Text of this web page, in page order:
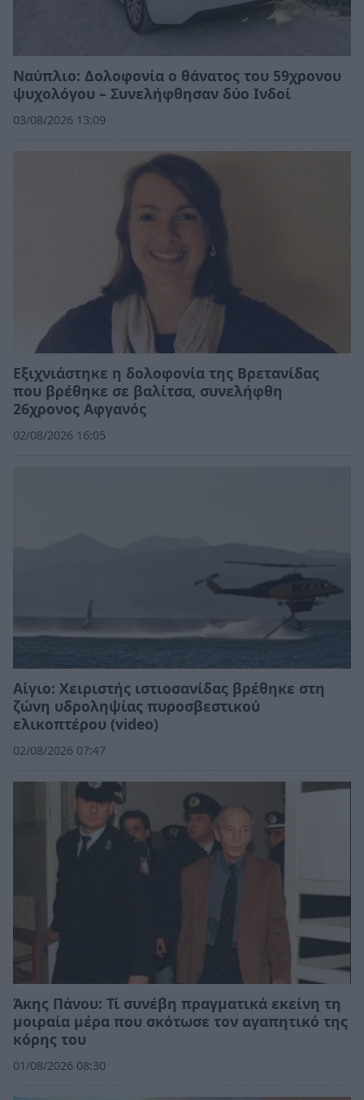
Ναύπλιο: Δολοφονία ο θάνατος του 59χρονου
ψυχολόγου – Συνελήφθησαν δύο Ινδοί
03/08/2026 13:09
Εξιχνιάστηκε η δολοφονία της Βρετανίδας
που βρέθηκε σε βαλίτσα, συνελήφθη
26χρονος Αφγανός
02/08/2026 16:05
Αίγιο: Χειριστής ιστιοσανίδας βρέθηκε στη
ζώνη υδροληψίας πυροσβεστικού
ελικοπτέρου (video)
02/08/2026 07:47
Άκης Πάνου: Τί συνέβη πραγματικά εκείνη τη
μοιραία μέρα που σκότωσε τον αγαπητικό της
κόρης του
01/08/2026 08:30